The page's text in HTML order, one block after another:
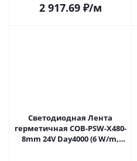
2 917.69₽/м
Светодиодная Лента
герметичная COB-PSW-X480-
8mm 24V Day4000 (6 W/m,